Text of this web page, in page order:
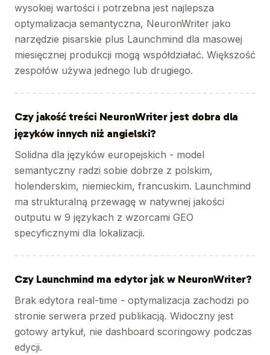
wysokiej wartości i potrzebna jest najlepsza
optymalizacja semantyczna, NeuronWriter jako
narzędzie pisarskie plus Launchmind dla masowej
miesięcznej produkcji mogą współdziałać. Większość
zespołów używa jednego lub drugiego.
Czy jakość treści NeuronWriter jest dobra dla
języków innych niż angielski?
Solidna dla języków europejskich - model
semantyczny radzi sobie dobrze z polskim,
holenderskim, niemieckim, francuskim. Launchmind
ma strukturalną przewagę w natywnej jakości
outputu w 9 językach z wzorcami GEO
specyficznymi dla lokalizacji.
Czy Launchmind ma edytor jak w NeuronWriter?
Brak edytora real-time - optymalizacja zachodzi po
stronie serwera przed publikacją. Widoczny jest
gotowy artykuł, nie dashboard scoringowy podczas
edycji.